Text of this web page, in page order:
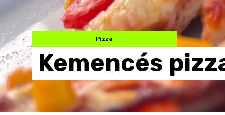
Pizza
Kemencés